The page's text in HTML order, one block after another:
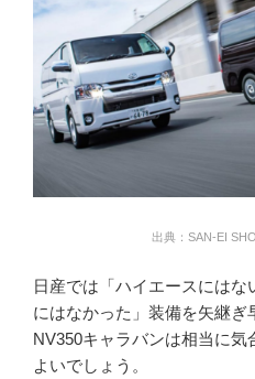
出典：SAN-EI
日産では「ハイエースには
にはなかった」装備を矢継ぎ
NV350キャラバンは相当に気
よいでしょう。